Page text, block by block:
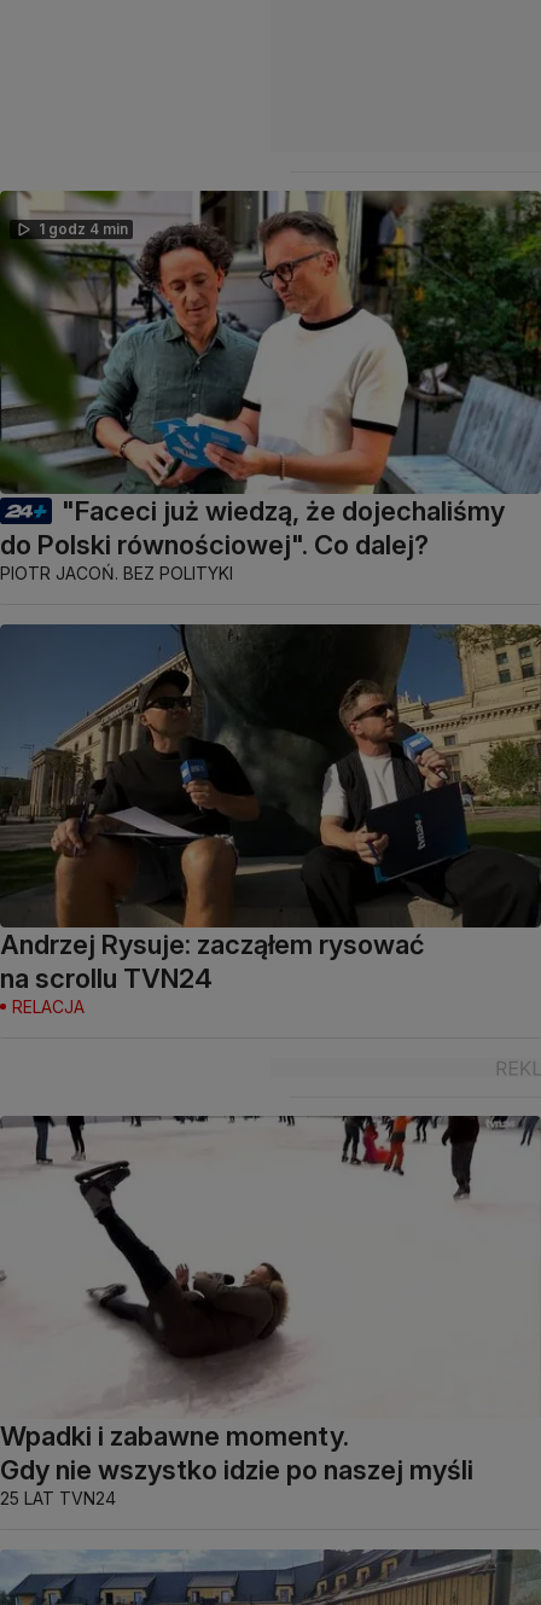
1 godz 4 min
"Faceci już wiedzą, że dojechaliśmy
do Polski równościowej". Co dalej?
PIOTR JACOŃ. BEZ POLITYKI
Andrzej Rysuje: zacząłem rysować
na scrollu TVN24
RELACJA
Wpadki i zabawne momenty.
Gdy nie wszystko idzie po naszej myśli
25 LAT TVN24